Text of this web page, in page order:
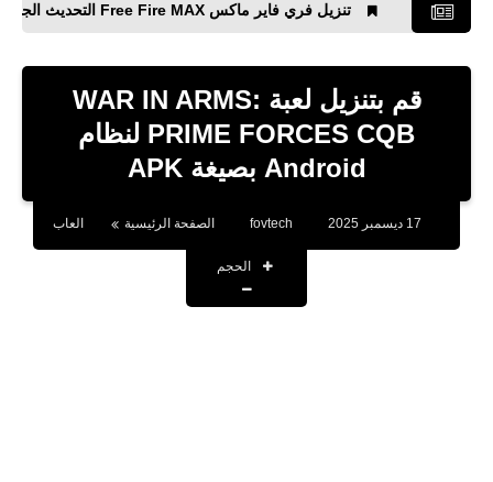
رياضة
مواقع
اخبار
برامج كمبيوتر
تنزيل فري فاير ماكس Free Fire MAX التحديث الجديد 2.104.1 APK
قم بتنزيل لعبة WAR IN ARMS:
PRIME FORCES CQB لنظام
Android بصيغة APK
fovtech الصفحة الرئيسية العاب
الحجم